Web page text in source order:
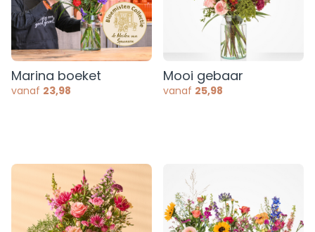
Marina boeket
vanaf 23,98
Mooi gebaar
vanaf 25,98